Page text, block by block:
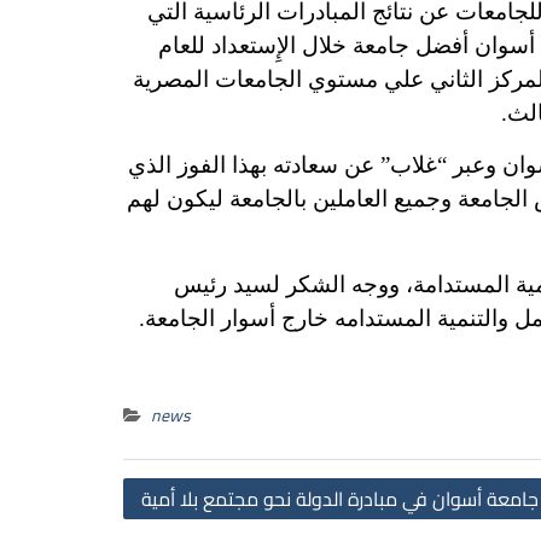
عن نتائج المبادرات الرئاسية التي
أفضل جامعة خلال الإِستعداد للعام
الثاني علي مستوي الجامعات المصرية
وعبر “غلاب” عن سعادته بهذا الفوز الذي
وجميع العاملين بالجامعة ليكون لهم
المستدامة، ووجه الشكر لسيد رئيس
والتنمية المستدامه خارج أسوار الجامعة.
news
جامعة أسوان في مبادرة الدولة نحو مجتمع بلا أمية